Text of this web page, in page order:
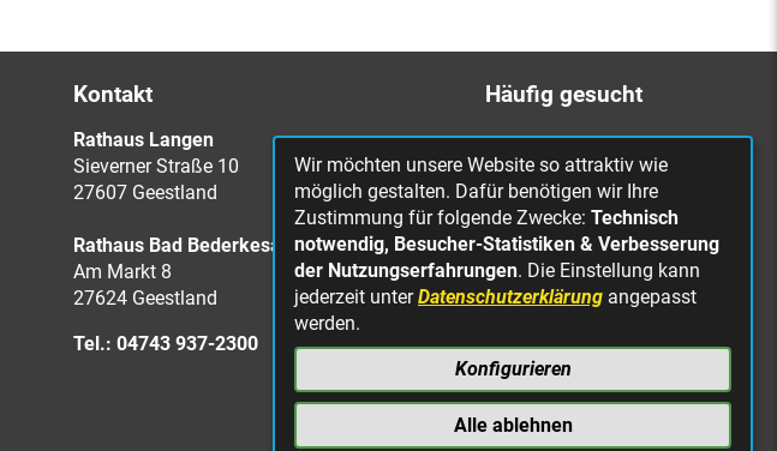
Kontakt
Rathaus Langen
Sieverner Straße 10
27607 Geestland
Rathaus Bad Bederkesa
Am Markt 8
27624 Geestland
Tel.: 04743 937-2300
Häufig gesucht
Bürgerbüro
Online Rathaus
Was erledige ich wo?
Stellenangebote
Mängelmeldung
defekt
Wir möchten unsere Website so attraktiv wie
möglich gestalten. Dafür benötigen wir Ihre
Zustimmung für folgende Zwecke: Technisch
notwendig, Besucher-Statistiken & Verbesserung
der Nutzungserfahrungen. Die Einstellung kann
jederzeit unterDatenschutzerklärung angepasst
werden.
Konfigurieren
Alle ablehnen